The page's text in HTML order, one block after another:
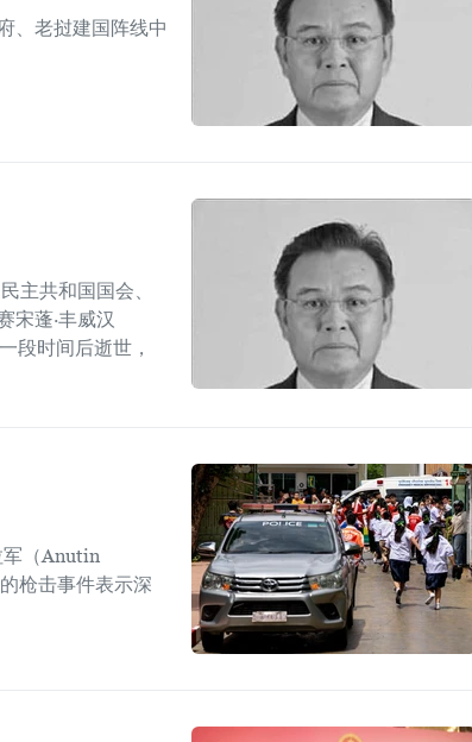
、老挝建国阵线中
主共和国国会、
宋蓬·丰威汉
段时间后逝世，
军（Anutin
枪击事件表示深